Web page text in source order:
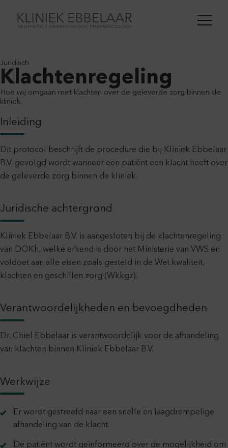
Juridisch
Klachtenregeling
Hoe wij omgaan met klachten over de geleverde zorg binnen de
kliniek.
Inleiding
Dit protocol beschrijft de procedure die bij Kliniek Ebbelaar
B.V. gevolgd wordt wanneer een patiënt een klacht heeft over
de geleverde zorg binnen de kliniek.
Juridische achtergrond
Kliniek Ebbelaar B.V. is aangesloten bij de klachtenregeling
van DOKh, welke erkend is door het Ministerie van VWS en
voldoet aan alle eisen zoals gesteld in de Wet kwaliteit,
klachten en geschillen zorg (Wkkgz).
Verantwoordelijkheden en bevoegdheden
Dr. Chiel Ebbelaar is verantwoordelijk voor de afhandeling
van klachten binnen Kliniek Ebbelaar B.V.
Werkwijze
Er wordt gestreefd naar een snelle en laagdrempelige
afhandeling van de klacht.
De patiënt wordt geïnformeerd over de mogelijkheid om